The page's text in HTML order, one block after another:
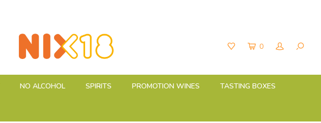
0
NO ALCOHOL SPIRITS PROMOTION WINES TASTING BOXES